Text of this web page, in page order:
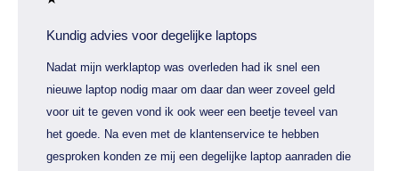
Kundig advies voor degelijke laptops
Nadat mijn werklaptop was overleden had ik snel een
nieuwe laptop nodig maar om daar dan weer zoveel geld
voor uit te geven vond ik ook weer een beetje teveel van
het goede. Na even met de klantenservice te hebben
gesproken konden ze mij een degelijke laptop aanraden die